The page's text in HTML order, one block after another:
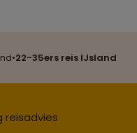
•22-35ers reis IJsland
reisadvies